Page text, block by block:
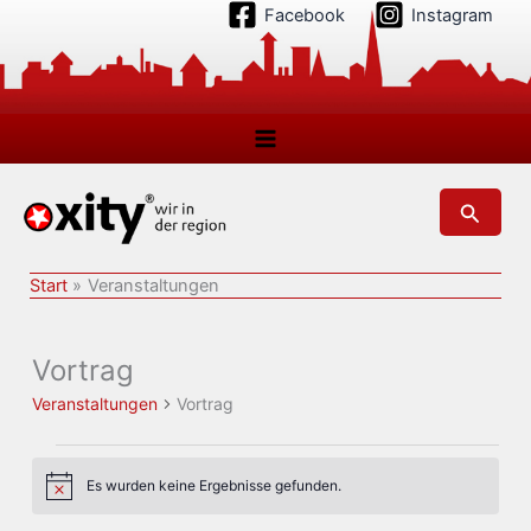
springen
Facebook Instagram
Suchen
Start Veranstaltungen
Vortrag
Veranstaltungen Vortrag
HinweisEs wurden keine Ergebnisse gefunden.